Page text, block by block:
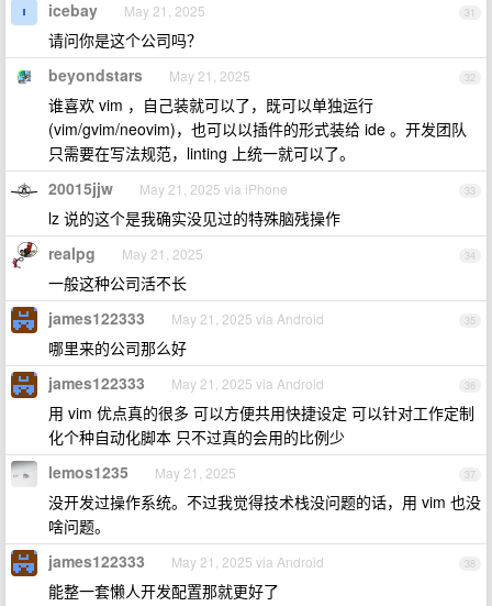
31
icebay May 21, 2025
请问你是这个公司吗？
32
beyondstars May 21, 2025
谁喜欢 vim ，自己装就可以了，既可以单独运行
(vim/gvim/neovim)，也可以以插件的形式装给 ide 。开发团队
只需要在写法规范，linting 上统一就可以了。
33
20015jjw May 21, 2025 via iPhone
lz 说的这个是我确实没见过的特殊脑残操作
34
realpg May 21, 2025
一般这种公司活不长
35
james122333 May 21, 2025 via Android
哪里来的公司那么好
36
james122333 May 21, 2025 via Android
用 vim 优点真的很多 可以方便共用快捷设定 可以针对工作定制
化个种自动化脚本 只不过真的会用的比例少
37
lemos1235 May 21, 2025
没开发过操作系统。不过我觉得技术栈没问题的话，用 vim 也没
啥问题。
38
james122333 May 21, 2025 via Android
能整一套懒人开发配置那就更好了